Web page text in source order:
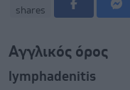
shares
Αγγλικός όρος
lymphadenitis